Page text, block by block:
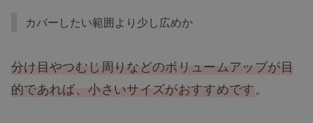
カバーしたい範囲より少し広めか
分け目やつむじ周りなどのボリュームアップが目
的であれば、小さいサイズがおすすめです。